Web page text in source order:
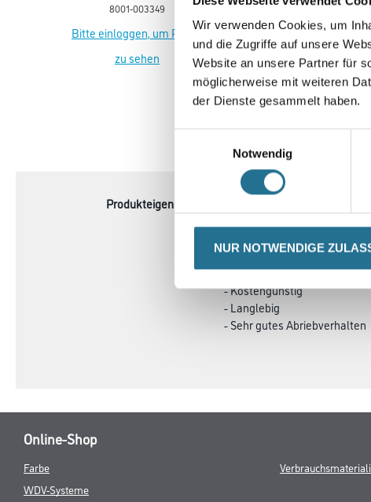
Wir verwenden Cookies, um
und die Zugriffe auf unsere
Website an unsere Partner für
möglicherweise mit weiteren
der Dienste gesammelt haben.
Notwendig
NUR NOTWENDIGE
8001-003349
Bitte einloggen, um Preise
zu sehen
8001-003350
Bitte einloggen, um Preise
zu sehen
CURRENT
PRODUKTEIGENSCHAFTEN
Produkteigenschaft
- Antistatisch
- Korrosionsbeständig
- Kostengünstig
- Langlebig
- Sehr gutes Abriebverhalten
Online-Shop
Farbe
WDV-Systeme